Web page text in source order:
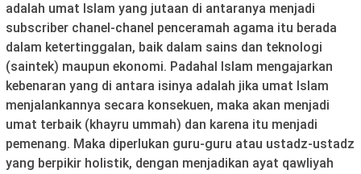
adalah umat Islam yang jutaan di antaranya menjadi
subscriber chanel-chanel penceramah agama itu berada
dalam ketertinggalan, baik dalam sains dan teknologi
(saintek) maupun ekonomi. Padahal Islam mengajarkan
kebenaran yang di antara isinya adalah jika umat Islam
menjalankannya secara konsekuen, maka akan menjadi
umat terbaik (khayru ummah) dan karena itu menjadi
pemenang. Maka diperlukan guru-guru atau ustadz-ustadz
yang berpikir holistik, dengan menjadikan ayat qawliyah